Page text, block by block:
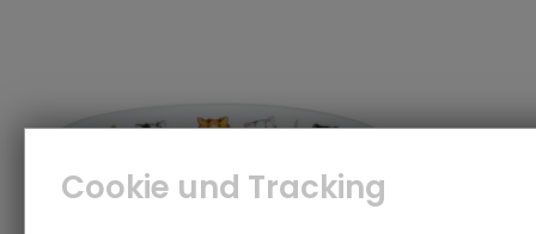
Cookie und Tracking